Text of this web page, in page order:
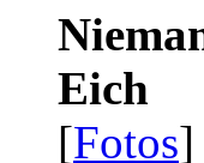
Eich
[Fotos]